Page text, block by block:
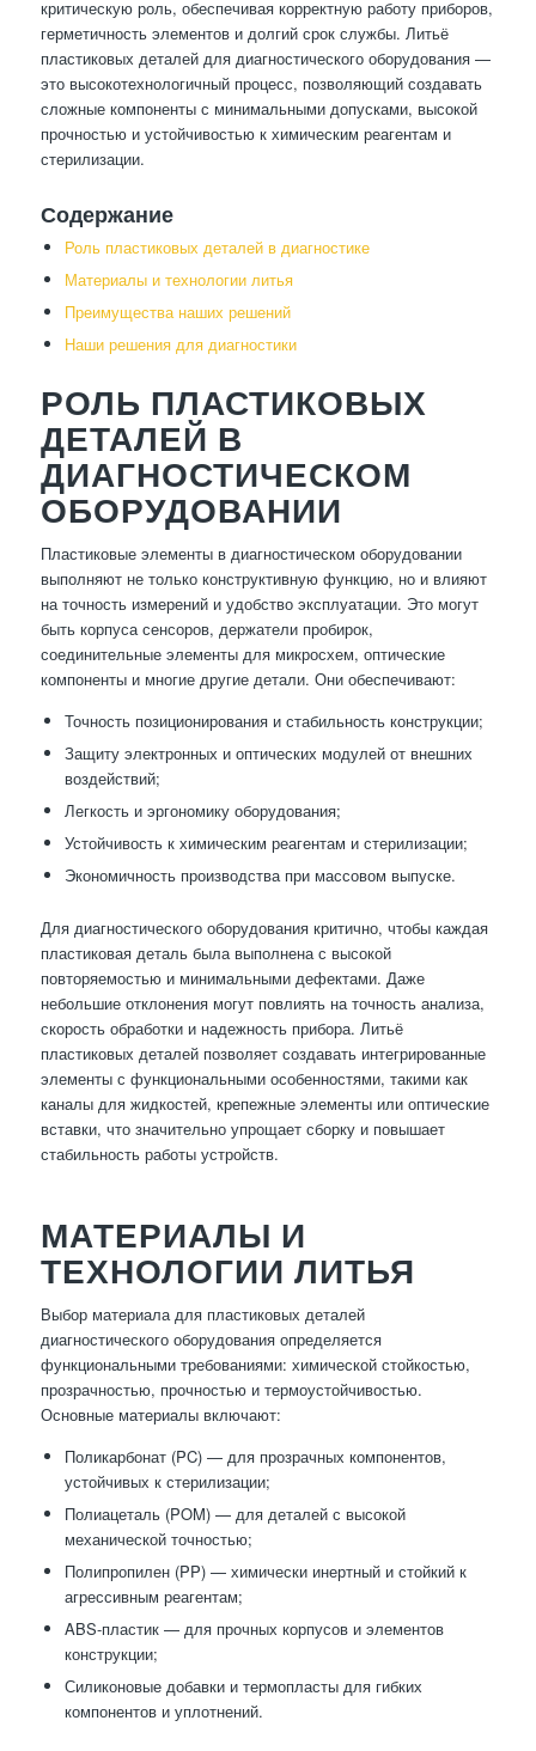
критическую роль, обеспечивая корректную работу приборов,
герметичность элементов и долгий срок службы. Литьё
пластиковых деталей для диагностического оборудования —
это высокотехнологичный процесс, позволяющий создавать
сложные компоненты с минимальными допусками, высокой
прочностью и устойчивостью к химическим реагентам и
стерилизации.
Содержание
Роль пластиковых деталей в диагностике
Материалы и технологии литья
Преимущества наших решений
Наши решения для диагностики
РОЛЬ ПЛАСТИКОВЫХ
ДЕТАЛЕЙ В
ДИАГНОСТИЧЕСКОМ
ОБОРУДОВАНИИ
Пластиковые элементы в диагностическом оборудовании
выполняют не только конструктивную функцию, но и влияют
на точность измерений и удобство эксплуатации. Это могут
быть корпуса сенсоров, держатели пробирок,
соединительные элементы для микросхем, оптические
компоненты и многие другие детали. Они обеспечивают:
Точность позиционирования и стабильность конструкции;
Защиту электронных и оптических модулей от внешних
воздействий;
Легкость и эргономику оборудования;
Устойчивость к химическим реагентам и стерилизации;
Экономичность производства при массовом выпуске.
Для диагностического оборудования критично, чтобы каждая
пластиковая деталь была выполнена с высокой
повторяемостью и минимальными дефектами. Даже
небольшие отклонения могут повлиять на точность анализа,
скорость обработки и надежность прибора. Литьё
пластиковых деталей позволяет создавать интегрированные
элементы с функциональными особенностями, такими как
каналы для жидкостей, крепежные элементы или оптические
вставки, что значительно упрощает сборку и повышает
стабильность работы устройств.
МАТЕРИАЛЫ И
ТЕХНОЛОГИИ ЛИТЬЯ
Выбор материала для пластиковых деталей
диагностического оборудования определяется
функциональными требованиями: химической стойкостью,
прозрачностью, прочностью и термоустойчивостью.
Основные материалы включают:
Поликарбонат (PC) — для прозрачных компонентов,
устойчивых к стерилизации;
Полиацеталь (POM) — для деталей с высокой
механической точностью;
Полипропилен (PP) — химически инертный и стойкий к
агрессивным реагентам;
ABS-пластик — для прочных корпусов и элементов
конструкции;
Силиконовые добавки и термопласты для гибких
компонентов и уплотнений.